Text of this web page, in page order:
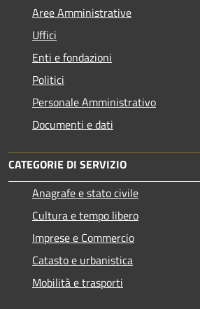
Aree Amministrative
Uffici
Enti e fondazioni
Politici
Personale Amministrativo
Documenti e dati
CATEGORIE DI SERVIZIO
Anagrafe e stato civile
Cultura e tempo libero
Imprese e Commercio
Catasto e urbanistica
Mobilità e trasporti